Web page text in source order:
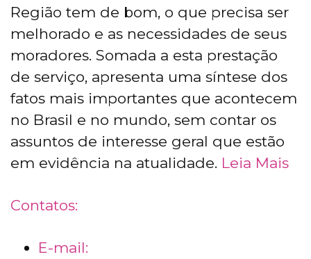
Região tem de bom, o que precisa ser
melhorado e as necessidades de seus
moradores. Somada a esta prestação
de serviço, apresenta uma síntese dos
fatos mais importantes que acontecem
no Brasil e no mundo, sem contar os
assuntos de interesse geral que estão
em evidência na atualidade. Leia Mais
Contatos:
E-mail: